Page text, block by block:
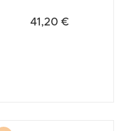
41,20 €